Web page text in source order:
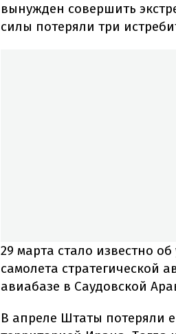
вынужден совершить
силы потеряли три
29 марта стало известно
самолета стратегической
авиабазе в Саудовской
В апреле Штаты потеряли